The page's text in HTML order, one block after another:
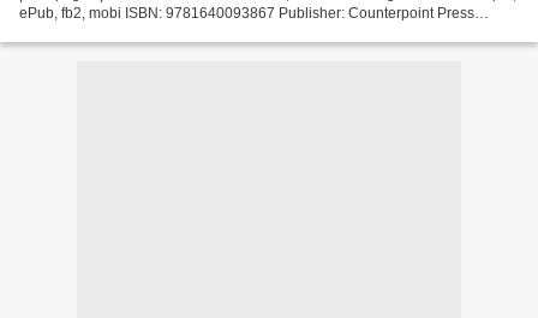
ePub, fb2, mobi ISBN: 9781640093867 Publisher: Counterpoint Press